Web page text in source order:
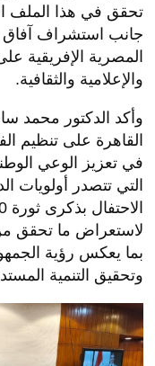
تحقق في هذا الملف
جانب استشراف آفاق
المصرية الإفريقية
والإعلامية والثقافية.
وأكد الدكتور محمد
القاهرة على تنظيم
في تعزيز الوعي
التي تتصدر أولويات
لاستعراض ما تحقق
بما يعكس رؤية
وتحقيق التنمية